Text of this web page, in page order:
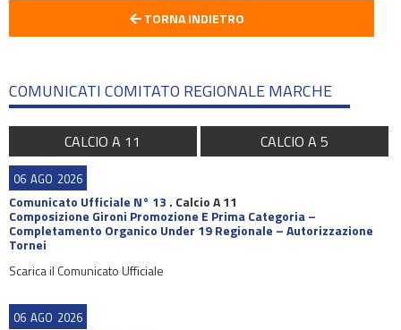
TORNA INDIETRO
COMUNICATI COMITATO REGIONALE MARCHE
CALCIO A 11 CALCIO A 5
06 AGO 2026
Comunicato Ufficiale N° 13 . Calcio A 11
Composizione Gironi Promozione E Prima Categoria –
Completamento Organico Under 19 Regionale – Autorizzazione
Tornei
Scarica il Comunicato Ufficiale
06 AGO 2026